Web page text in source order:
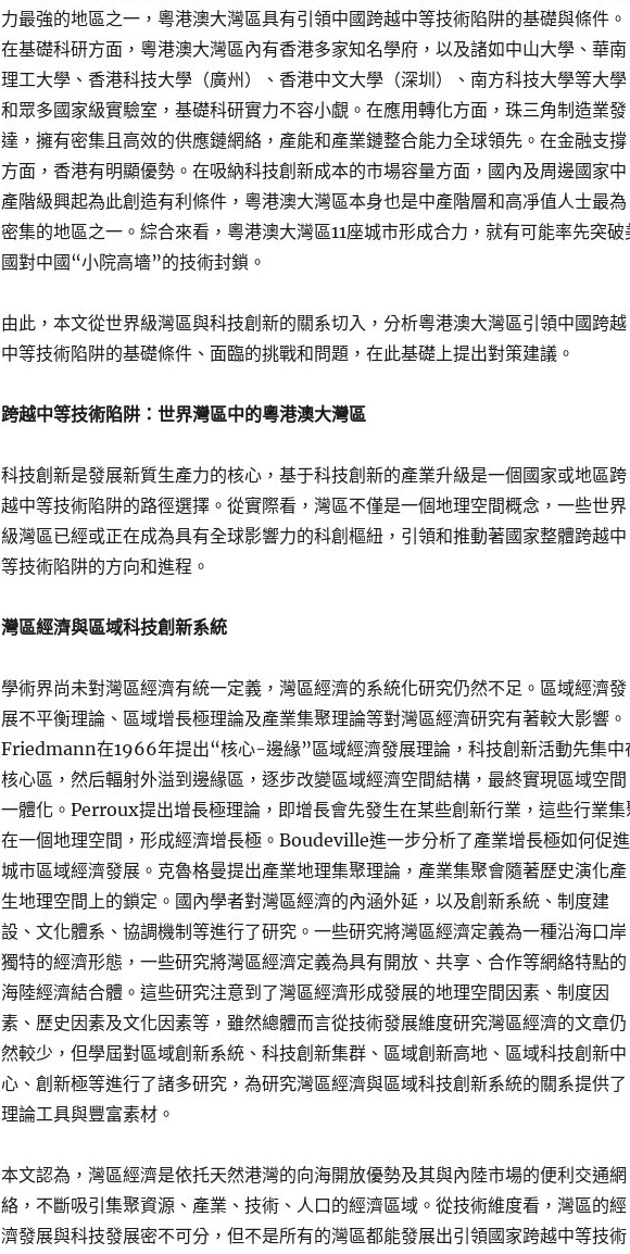
力最強的地區之一，粵港澳大灣區具有引領中國跨越中等技術陷阱的基礎與條件。
在基礎科研方面，粵港澳大灣區內有香港多家知名學府，以及諸如中山大學、華南
理工大學、香港科技大學（廣州）、香港中文大學（深圳）、南方科技大學等大學
和眾多國家級實驗室，基礎科研實力不容小覷。在應用轉化方面，珠三角制造業發
達，擁有密集且高效的供應鏈網絡，產能和產業鏈整合能力全球領先。在金融支撐
方面，香港有明顯優勢。在吸納科技創新成本的市場容量方面，國內及周邊國家中
產階級興起為此創造有利條件，粵港澳大灣區本身也是中產階層和高凈值人士最為
密集的地區之一。綜合來看，粵港澳大灣區11座城市形成合力，就有可能率先突破
國對中國“小院高墻”的技術封鎖。
由此，本文從世界級灣區與科技創新的關系切入，分析粵港澳大灣區引領中國跨越
中等技術陷阱的基礎條件、面臨的挑戰和問題，在此基礎上提出對策建議。
跨越中等技術陷阱：世界灣區中的粵港澳大灣區
科技創新是發展新質生產力的核心，基于科技創新的產業升級是一個國家或地區跨
越中等技術陷阱的路徑選擇。從實際看，灣區不僅是一個地理空間概念，一些世界
級灣區已經或正在成為具有全球影響力的科創樞紐，引領和推動著國家整體跨越中
等技術陷阱的方向和進程。
灣區經濟與區域科技創新系統
學術界尚未對灣區經濟有統一定義，灣區經濟的系統化研究仍然不足。區域經濟發
展不平衡理論、區域增長極理論及產業集聚理論等對灣區經濟研究有著較大影響。
Friedmann在1966年提出“核心-邊緣”區域經濟發展理論，科技創新活動先集中
核心區，然后輻射外溢到邊緣區，逐步改變區域經濟空間結構，最終實現區域空間
一體化。Perroux提出增長極理論，即增長會先發生在某些創新行業，這些行業集
在一個地理空間，形成經濟增長極。Boudeville進一步分析了產業增長極如何促進
城市區域經濟發展。克魯格曼提出產業地理集聚理論，產業集聚會隨著歷史演化產
生地理空間上的鎖定。國內學者對灣區經濟的內涵外延，以及創新系統、制度建
設、文化體系、協調機制等進行了研究。一些研究將灣區經濟定義為一種沿海口岸
獨特的經濟形態，一些研究將灣區經濟定義為具有開放、共享、合作等網絡特點的
海陸經濟結合體。這些研究注意到了灣區經濟形成發展的地理空間因素、制度因
素、歷史因素及文化因素等，雖然總體而言從技術發展維度研究灣區經濟的文章仍
然較少，但學屆對區域創新系統、科技創新集群、區域創新高地、區域科技創新中
心、創新極等進行了諸多研究，為研究灣區經濟與區域科技創新系統的關系提供了
理論工具與豐富素材。
本文認為，灣區經濟是依托天然港灣的向海開放優勢及其與內陸市場的便利交通網
絡，不斷吸引集聚資源、產業、技術、人口的經濟區域。從技術維度看，灣區的經
濟發展與科技發展密不可分，但不是所有的灣區都能發展出引領國家跨越中等技術